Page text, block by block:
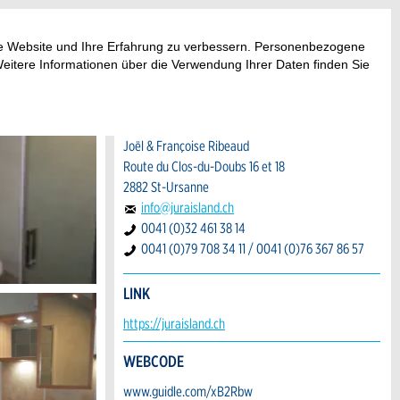
und Ihre Erfahrung zu verbessern. Personenbezogene
Informationen über die Verwendung Ihrer Daten finden Sie
BUCHUNGSANFRAGE
Joël & Françoise Ribeaud
Route du Clos-du-Doubs 16 et 18
2882 St-Ursanne
info@juraisland.ch
0041 (0)32 461 38 14
0041 (0)79 708 34 11 / 0041 (0)76 367 86 57
LINK
https://juraisland.ch
WEBCODE
www.guidle.com/xB2Rbw